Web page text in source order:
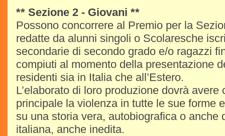
** Sezione 2 - Giovani **
Possono concorrere al Premio per la
redatte da alunni singoli o Scolaresche
secondarie di secondo grado e/o ragazzi
compiuti al momento della presentazione
residenti sia in Italia che all’Estero.
L’elaborato di loro produzione dovrà avere
principale la violenza in tutte le sue forme
su una storia vera, autobiografica o anche
italiana, anche inedita.